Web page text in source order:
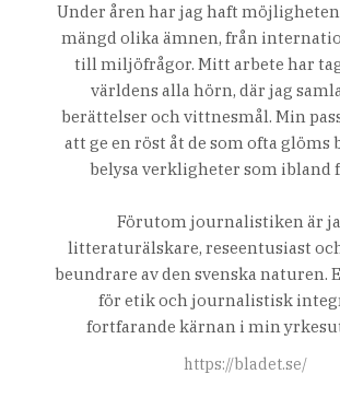
Under åren har jag haft
mängd olika ämnen, från
till miljöfrågor. Mitt arbete har
världens alla hörn, där jag
berättelser och vittnesmål. Min
att ge en röst åt de som ofta glöms
belysa verkligheter som ibland
Förutom journalistiken är
litteraturälskare, reseentusiast
beundrare av den svenska naturen.
för etik och journalistisk
fortfarande kärnan i min
https://bladet.se/